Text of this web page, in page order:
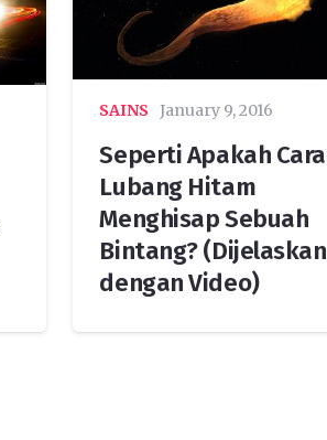
SAINS January 9, 2016
Seperti Apakah Cara
Lubang Hitam
Menghisap Sebuah
Bintang? (Dijelaskan
dengan Video)